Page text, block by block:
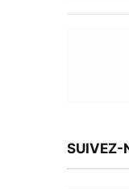
SUIVEZ-